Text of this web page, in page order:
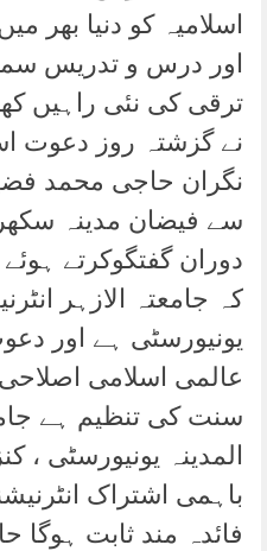
اسلامیہ کو دنیا بھر
اور درس و تدریس
ترقی کی نئی راہیں
نے گزشتہ روز دعوت
نگران حاجی محمد
سے فیضان مدینہ
دوران گفتگوکرتے ہوئے
کہ جامعتہ الازہر
یونیورسٹی ہے اور
عالمی اسلامی اصلاحی
سنت کی تنظیم ہے
المدینہ یونیورسٹی ،
باہمی اشتراک
فائدہ مند ثابت ہوگا